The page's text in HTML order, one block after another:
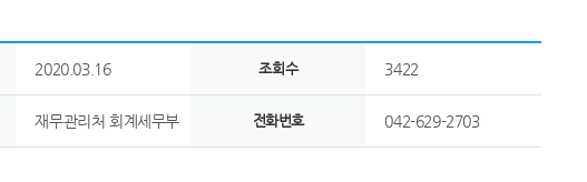
2020.03.16 조회수 3422
재무관리처 회계세무부 전화번호 042-629-2703